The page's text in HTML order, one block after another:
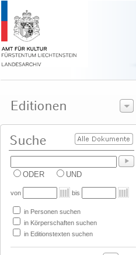
ODER UND
von bis
in Personen suchen
in Körperschaften suchen
in Editionstexten suchen